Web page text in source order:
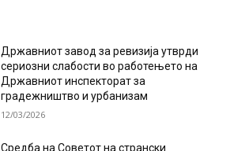
Државниот завод за ревизија утврди
сериозни слабости во работењето на
Државниот инспекторат за
градежништво и урбанизам
12/03/2026
Средба на Советот на странски